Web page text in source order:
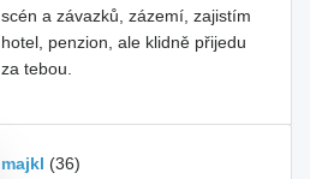
scén a závazků, zázemí, zajistím
hotel, penzion, ale klidně přijedu
za tebou.
majkl (36)